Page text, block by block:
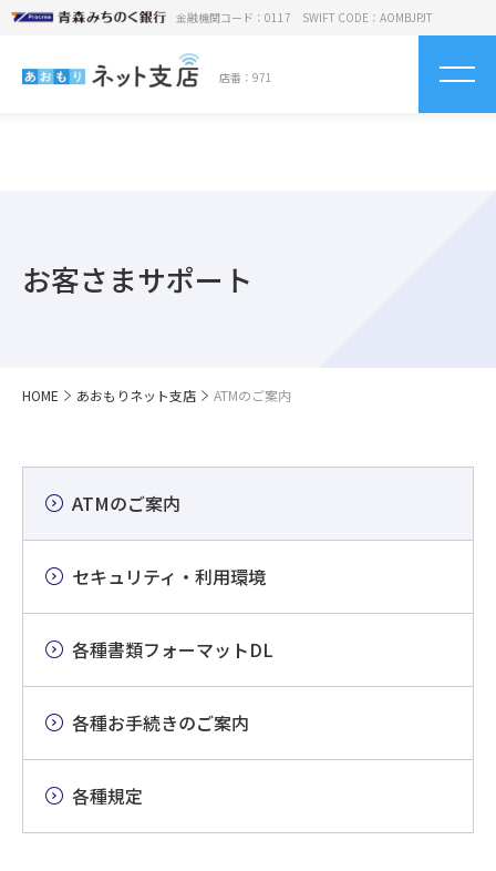
金融機関コード：0117 SWIFT CODE：AOMBJPJT
店番：971
お客さまサポート
HOME あおもりネット支店 ATMのご案内
ATMのご案内
セキュリティ・利用環境
各種書類フォーマットDL
各種お手続きのご案内
各種規定